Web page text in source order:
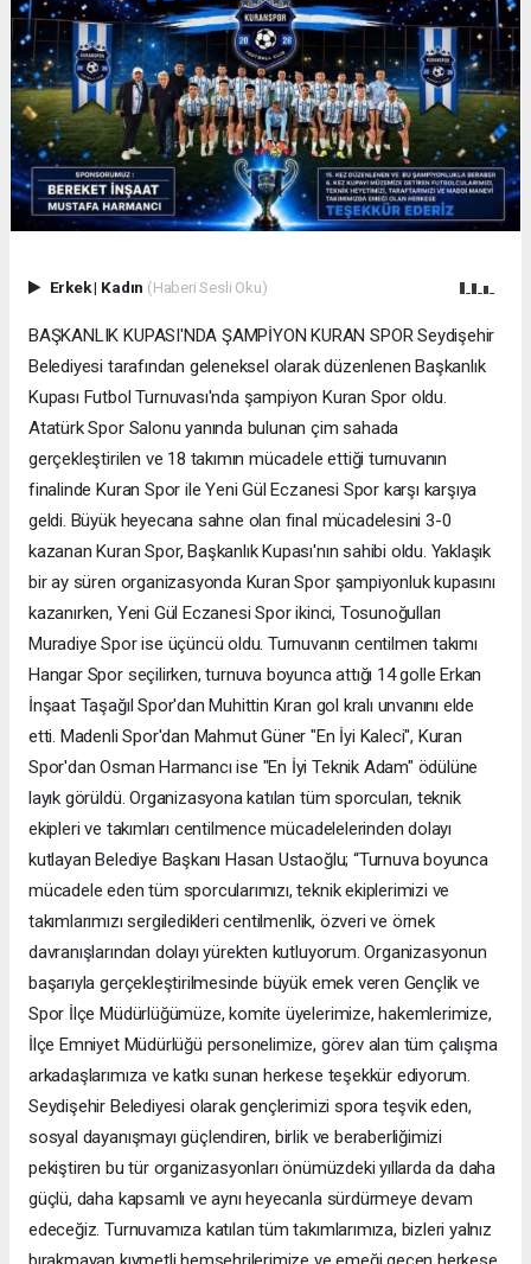
Erkek| Kadın (Haberi Sesli Oku)
BAŞKANLIK KUPASI'NDA ŞAMPİYON KURAN SPOR Seydişehir
Belediyesi tarafından geleneksel olarak düzenlenen Başkanlık
Kupası Futbol Turnuvası'nda şampiyon Kuran Spor oldu.
Atatürk Spor Salonu yanında bulunan çim sahada
gerçekleştirilen ve 18 takımın mücadele ettiği turnuvanın
finalinde Kuran Spor ile Yeni Gül Eczanesi Spor karşı karşıya
geldi. Büyük heyecana sahne olan final mücadelesini 3-0
kazanan Kuran Spor, Başkanlık Kupası'nın sahibi oldu. Yaklaşık
bir ay süren organizasyonda Kuran Spor şampiyonluk kupasını
kazanırken, Yeni Gül Eczanesi Spor ikinci, Tosunoğulları
Muradiye Spor ise üçüncü oldu. Turnuvanın centilmen takımı
Hangar Spor seçilirken, turnuva boyunca attığı 14 golle Erkan
İnşaat Taşağıl Spor'dan Muhittin Kıran gol kralı unvanını elde
etti. Madenli Spor'dan Mahmut Güner "En İyi Kaleci", Kuran
Spor'dan Osman Harmancı ise "En İyi Teknik Adam" ödülüne
layık görüldü. Organizasyona katılan tüm sporcuları, teknik
ekipleri ve takımları centilmence mücadelelerinden dolayı
kutlayan Belediye Başkanı Hasan Ustaoğlu; “Turnuva boyunca
mücadele eden tüm sporcularımızı, teknik ekiplerimizi ve
takımlarımızı sergiledikleri centilmenlik, özveri ve örnek
davranışlarından dolayı yürekten kutluyorum. Organizasyonun
başarıyla gerçekleştirilmesinde büyük emek veren Gençlik ve
Spor İlçe Müdürlüğümüze, komite üyelerimize, hakemlerimize,
İlçe Emniyet Müdürlüğü personelimize, görev alan tüm çalışma
arkadaşlarımıza ve katkı sunan herkese teşekkür ediyorum.
Seydişehir Belediyesi olarak gençlerimizi spora teşvik eden,
sosyal dayanışmayı güçlendiren, birlik ve beraberliğimizi
pekiştiren bu tür organizasyonları önümüzdeki yıllarda da daha
güçlü, daha kapsamlı ve aynı heyecanla sürdürmeye devam
edeceğiz. Turnuvamıza katılan tüm takımlarımıza, bizleri yalnız